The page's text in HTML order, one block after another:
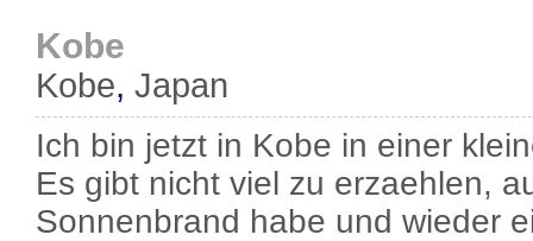
Kobe
Kobe, Japan
Ich bin jetzt in Kobe in einer
Es gibt nicht viel zu erzaehlen,
Sonnenbrand habe und wieder